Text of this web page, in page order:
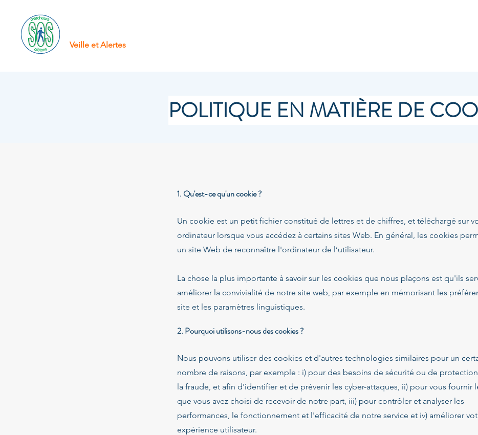
Veille et Alertes
POLITIQUE EN MATIÈRE DE
1. Qu'est-ce qu'un cookie ?
Un cookie est un petit fichier constitué de lettres et de chiffres, et téléchargé sur
ordinateur lorsque vous accédez à certains sites Web. En général, les cookies
un site Web de reconnaître l'ordinateur de l’utilisateur.
La chose la plus importante à savoir sur les cookies que nous plaçons est qu'ils
améliorer la convivialité de notre site web, par exemple en mémorisant les
site et les paramètres linguistiques.
2. Pourquoi utilisons-nous des cookies ?
Nous pouvons utiliser des cookies et d'autres technologies similaires pour un
nombre de raisons, par exemple : i) pour des besoins de sécurité ou de
la fraude, et afin d'identifier et de prévenir les cyber-attaques, ii) pour vous fournir
que vous avez choisi de recevoir de notre part, iii) pour contrôler et analyser les
performances, le fonctionnement et l'efficacité de notre service et iv) améliorer
expérience utilisateur.